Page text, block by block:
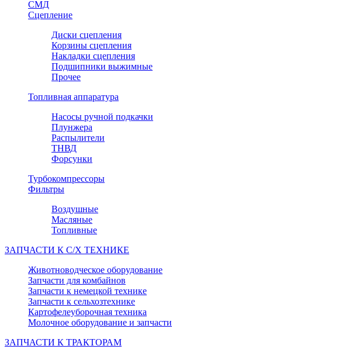
СМД
Сцепление
Диски сцепления
Корзины сцепления
Накладки сцепления
Подшипники выжимные
Прочее
Топливная аппаратура
Насосы ручной подкачки
Плунжера
Распылители
ТНВД
Форсунки
Турбокомпрессоры
Фильтры
Воздушные
Масляные
Топливные
ЗАПЧАСТИ К С/Х ТЕХНИКЕ
Животноводческое оборудование
Запчасти для комбайнов
Запчасти к немецкой технике
Запчасти к сельхозтехнике
Картофелеуборочная техника
Молочное оборудование и запчасти
ЗАПЧАСТИ К ТРАКТОРАМ